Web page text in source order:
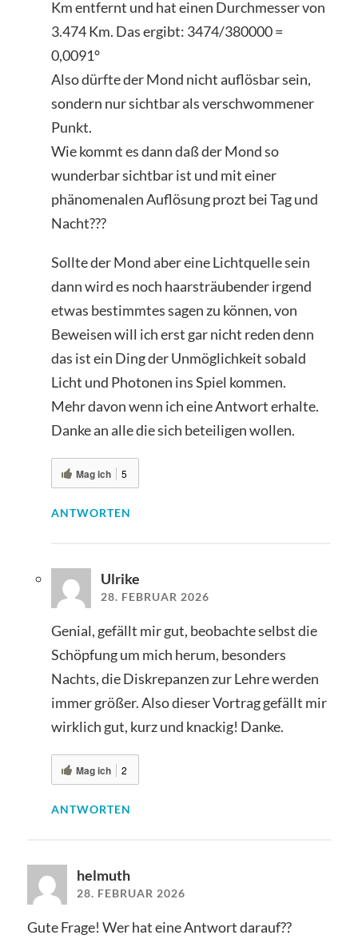
Km entfernt und hat einen Durchmesser von
3.474 Km. Das ergibt: 3474/380000 =
0,0091°
Also dürfte der Mond nicht auflösbar sein,
sondern nur sichtbar als verschwommener
Punkt.
Wie kommt es dann daß der Mond so
wunderbar sichtbar ist und mit einer
phänomenalen Auflösung prozt bei Tag und
Nacht???
Sollte der Mond aber eine Lichtquelle sein
dann wird es noch haarsträubender irgend
etwas bestimmtes sagen zu können, von
Beweisen will ich erst gar nicht reden denn
das ist ein Ding der Unmöglichkeit sobald
Licht und Photonen ins Spiel kommen.
Mehr davon wenn ich eine Antwort erhalte.
Danke an alle die sich beteiligen wollen.
Mag ich 5
ANTWORTEN
Ulrike
28. FEBRUAR 2026
Genial, gefällt mir gut, beobachte selbst die
Schöpfung um mich herum, besonders
Nachts, die Diskrepanzen zur Lehre werden
immer größer. Also dieser Vortrag gefällt mir
wirklich gut, kurz und knackig! Danke.
Mag ich 2
ANTWORTEN
helmuth
28. FEBRUAR 2026
Gute Frage! Wer hat eine Antwort darauf??